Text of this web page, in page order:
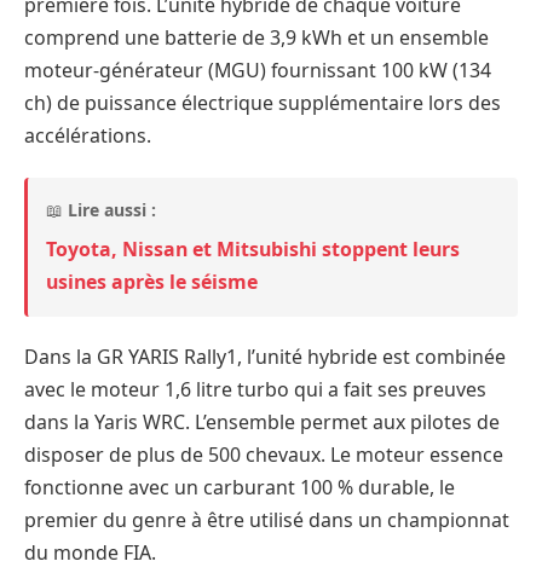
comprend une batterie de 3,9 kWh et un ensemble
moteur-générateur (MGU) fournissant 100 kW (134
ch) de puissance électrique supplémentaire lors des
accélérations.
📖 Lire aussi :
Toyota, Nissan et Mitsubishi stoppent leurs
usines après le séisme
Dans la GR YARIS Rally1, l’unité hybride est combinée
avec le moteur 1,6 litre turbo qui a fait ses preuves
dans la Yaris WRC. L’ensemble permet aux pilotes de
disposer de plus de 500 chevaux. Le moteur essence
fonctionne avec un carburant 100 % durable, le
premier du genre à être utilisé dans un championnat
du monde FIA.